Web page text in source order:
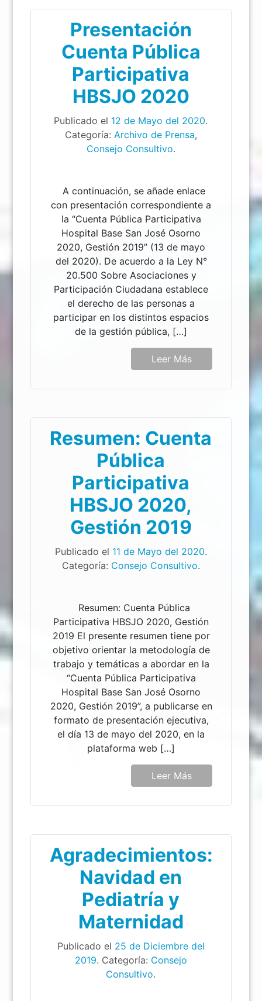
Presentación
Cuenta Pública
Participativa
HBSJO 2020
Publicado el 12 de Mayo del 2020.
Categoría: Archivo de Prensa,
Consejo Consultivo.
A continuación, se añade enlace
con presentación correspondiente a
la “Cuenta Pública Participativa
Hospital Base San José Osorno
2020, Gestión 2019” (13 de mayo
del 2020). De acuerdo a la Ley N°
20.500 Sobre Asociaciones y
Participación Ciudadana establece
el derecho de las personas a
participar en los distintos espacios
de la gestión pública, […]
Leer Más
Resumen: Cuenta
Pública
Participativa
HBSJO 2020,
Gestión 2019
Publicado el 11 de Mayo del 2020.
Categoría: Consejo Consultivo.
Resumen: Cuenta Pública
Participativa HBSJO 2020, Gestión
2019 El presente resumen tiene por
objetivo orientar la metodología de
trabajo y temáticas a abordar en la
“Cuenta Pública Participativa
Hospital Base San José Osorno
2020, Gestión 2019”, a publicarse en
formato de presentación ejecutiva,
el día 13 de mayo del 2020, en la
plataforma web […]
Leer Más
Agradecimientos:
Navidad en
Pediatría y
Maternidad
Publicado el 25 de Diciembre del
2019. Categoría: Consejo
Consultivo.